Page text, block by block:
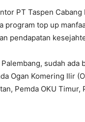
PT Taspen
program top up
pendapatan
sudah
Ogan Komering Ilir
Pemda OKU